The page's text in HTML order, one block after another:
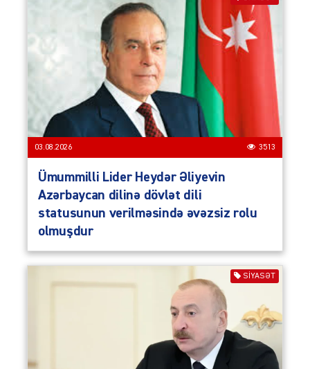
03.08.2026 3513
Ümummilli Lider Heydər Əliyevin
Azərbaycan dilinə dövlət dili
statusunun verilməsində əvəzsiz rolu
olmuşdur
SIYASƏT